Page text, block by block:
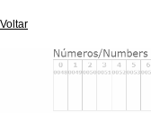
Voltar